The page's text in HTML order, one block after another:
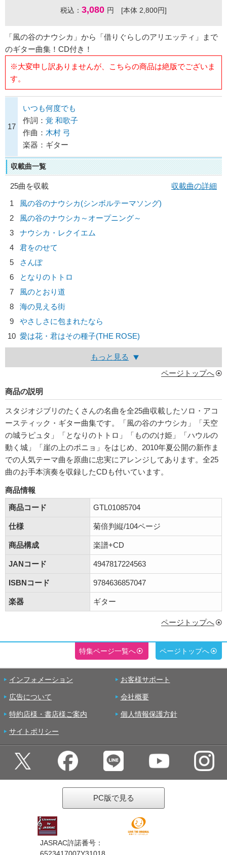
税込： 3,080 円 [本体 2,800円]
「風の谷のナウシカ」から「借りぐらしのアリエッティ」まで
のギター曲集！CD付き！
※大変申し訳ありませんが、こちらの商品は絶版でございま
す。
17
いつも何度でも
作詞： 覚 和歌子
作曲： 木村 弓
楽器：ギター
収載曲一覧
25曲を収載
収載曲の詳細
1
風の谷のナウシカ(シンボルテーマソング)
2
風の谷のナウシカ～オープニング～
3
ナウシカ・レクイエム
4
君をのせて
5
さんぽ
6
となりのトトロ
7
風のとおり道
8
海の見える街
9
やさしさに包まれたなら
10 愛は花・君はその種子(THE ROSE)
もっと見る
ページトップへ
商品の説明
スタジオジブリのたくさんの名曲を全25曲収載したソロ・アコ
ースティック・ギター曲集です。「風の谷のナウシカ」「天空
の城ラピュタ」「となりのトトロ」「もののけ姫」「ハウルの
動く城」「崖の上のポニョ」をはじめ、2010年夏公開の新作ま
での人気テーマ曲を原曲に忠実にアレンジしてあります。全25
曲のお手本演奏を収録したCDも付いています。
商品情報
商品コード
GTL01085704
仕様 菊倍判縦/104ページ
商品構成 楽譜+CD
JANコード 4947817224563
ISBNコード 9784636857047
楽器 ギター
ページトップへ
特集ページ一覧へ ページトップへ
インフォメーション お客様サポート
広告について 会社概要
特約店様・書店様ご案内 個人情報保護方針
サイトポリシー
PC版で見る
JASRAC許諾番号：